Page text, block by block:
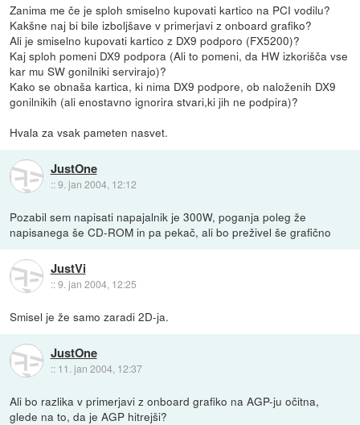
Zanima me če je sploh smiselno kupovati kartico na PCI vodilu?
Kakšne naj bi bile izboljšave v primerjavi z onboard grafiko?
Ali je smiselno kupovati kartico z DX9 podporo (FX5200)?
Kaj sploh pomeni DX9 podpora (Ali to pomeni, da HW izkorišča vse
kar mu SW gonilniki servirajo)?
Kako se obnaša kartica, ki nima DX9 podpore, ob naloženih DX9
gonilnikih (ali enostavno ignorira stvari,ki jih ne podpira)?
Hvala za vsak pameten nasvet.
JustOne
::9. jan 2004, 12:12
Pozabil sem napisati napajalnik je 300W, poganja poleg že
napisanega še CD-ROM in pa pekač, ali bo preživel še grafično
JustVi
::9. jan 2004, 12:25
Smisel je že samo zaradi 2D-ja.
JustOne
:: 11. jan 2004, 12:37
Ali bo razlika v primerjavi z onboard grafiko na AGP-ju očitna,
glede na to, da je AGP hitrejši?